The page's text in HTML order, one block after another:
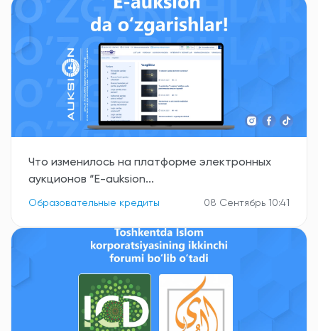
Что изменилось на платформе электронных
аукционов “E-auksion...
Образовательные кредиты 08 Сентябрь 10:41